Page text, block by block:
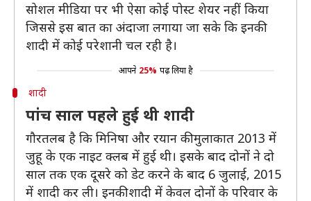
सोशल मीडिया पर भी ऐसा कोई पोस्ट शेयर नहीं किया
जिससे इस बात का अंदाजा लगाया जा सके कि इनकी
शादी में कोई परेशानी चल रही है।
आपने 25% पढ़ लिया है
शादी
पांच साल पहले हुई थी शादी
गौरतलब है कि मिनिषा और रयान की मुलाकात 2013 में
जुहू के एक नाइट क्लब में हुई थी। इसके बाद दोनों ने दो
साल तक एक दूसरे को डेट करने के बाद 6 जुलाई, 2015
में शादी कर ली। इनकी शादी में केवल दोनों के परिवार के